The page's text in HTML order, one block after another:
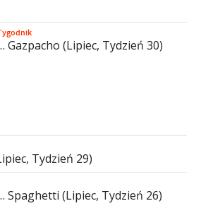
Gazpacho (Lipiec, Tydzień 30)
Tydzień 29)
Spaghetti (Lipiec, Tydzień 26)